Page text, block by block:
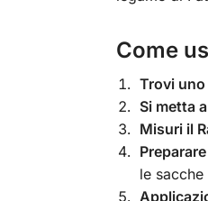
Come
Trovi
Si metta
Misuri il
le sacche